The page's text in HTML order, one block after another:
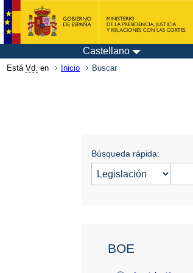
Castellano
Está Vd. en Inicio Buscar
Búsqueda rápida:
BOE